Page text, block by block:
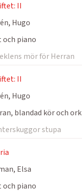
II
Hugo
och piano
mör för Herran
II
Hugo
blandad kör och ork
stupa
Elsa
och piano